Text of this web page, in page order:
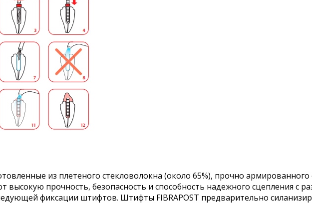
из плетеного стекловолокна (около 65%), прочно
высокую прочность, безопасность и способность надежного сцепления
фиксации штифтов. Штифты FIBRAPOST предварительно